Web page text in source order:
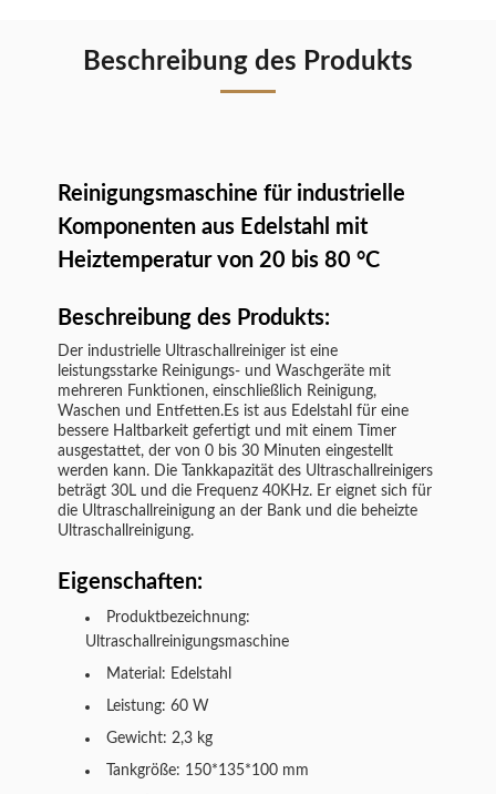
Beschreibung des Produkts
Reinigungsmaschine für industrielle
Komponenten aus Edelstahl mit
Heiztemperatur von 20 bis 80 °C
Beschreibung des Produkts:
Der industrielle Ultraschallreiniger ist eine
leistungsstarke Reinigungs- und Waschgeräte mit
mehreren Funktionen, einschließlich Reinigung,
Waschen und Entfetten.Es ist aus Edelstahl für eine
bessere Haltbarkeit gefertigt und mit einem Timer
ausgestattet, der von 0 bis 30 Minuten eingestellt
werden kann. Die Tankkapazität des Ultraschallreinigers
beträgt 30L und die Frequenz 40KHz. Er eignet sich für
die Ultraschallreinigung an der Bank und die beheizte
Ultraschallreinigung.
Eigenschaften:
Produktbezeichnung:
Ultraschallreinigungsmaschine
Material: Edelstahl
Leistung: 60 W
Gewicht: 2,3 kg
Tankgröße: 150*135*100 mm